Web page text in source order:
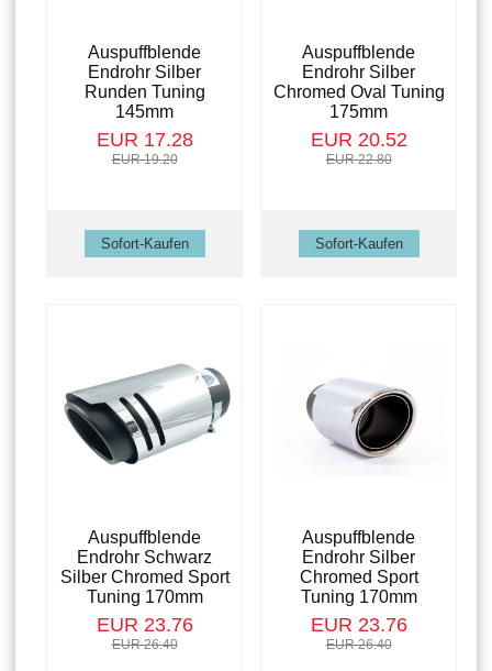
Auspuffblende
Endrohr Silber
Runden Tuning
145mm
EUR 17.28
EUR 19.20
Auspuffblende
Endrohr Silber
Chromed Oval Tuning
175mm
EUR 20.52
EUR 22.80
Auspuffblende
Endrohr Schwarz
Silber Chromed Sport
Tuning 170mm
EUR 23.76
EUR 26.40
Auspuffblende
Endrohr Silber
Chromed Sport
Tuning 170mm
EUR 23.76
EUR 26.40